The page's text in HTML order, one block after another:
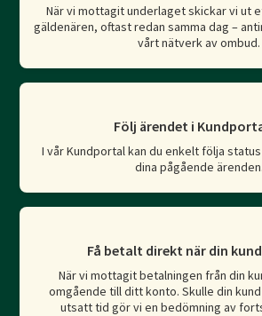
När vi mottagit underlaget skickar vi ut
gäldenären, oftast redan samma dag –
vårt nätverk av ombud.
Följ ärendet i
I vår Kundportal kan du enkelt följa
dina pågående ärenden.
Få betalt direkt när din
När vi mottagit betalningen från din
omgående till ditt konto. Skulle din
utsatt tid gör vi en bedömning av